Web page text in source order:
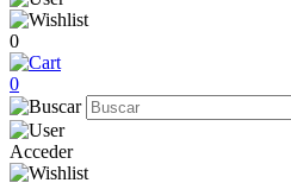
0
0
Acceder